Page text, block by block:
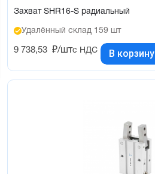
Захват SHR16-S радиальный
Удалённый склад 159 шт
9 738,53 ₽/штс НДС В корзину